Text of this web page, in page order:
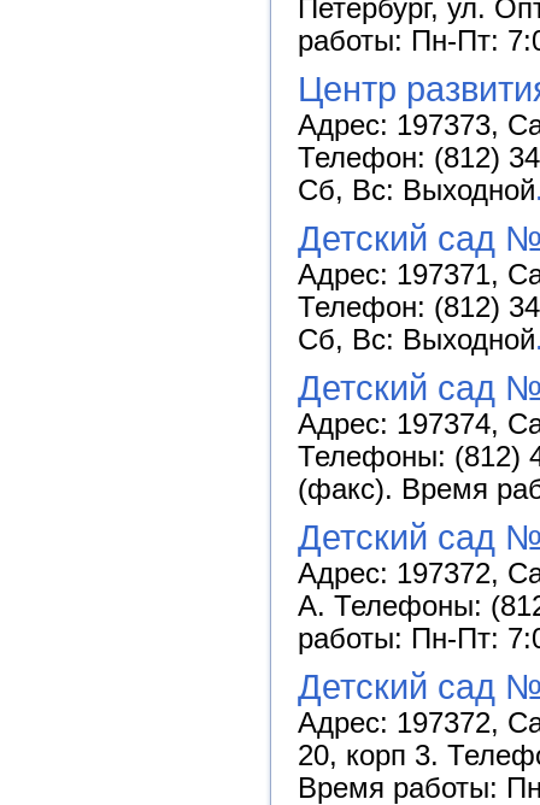
Петербург, ул.
работы: Пн-Пт:
Центр
Адрес: 197373,
Телефон: (812)
Сб, Вс: Выходной
Детский сад
Адрес: 197371,
Телефон: (812)
Сб, Вс: Выходной
Детский сад
Адрес: 197374,
Телефоны: (812)
(факс). Время
Детский сад
Адрес: 197372,
А. Телефоны:
работы: Пн-Пт:
Детский сад
Адрес: 197372,
20, корп 3.
Время работы: